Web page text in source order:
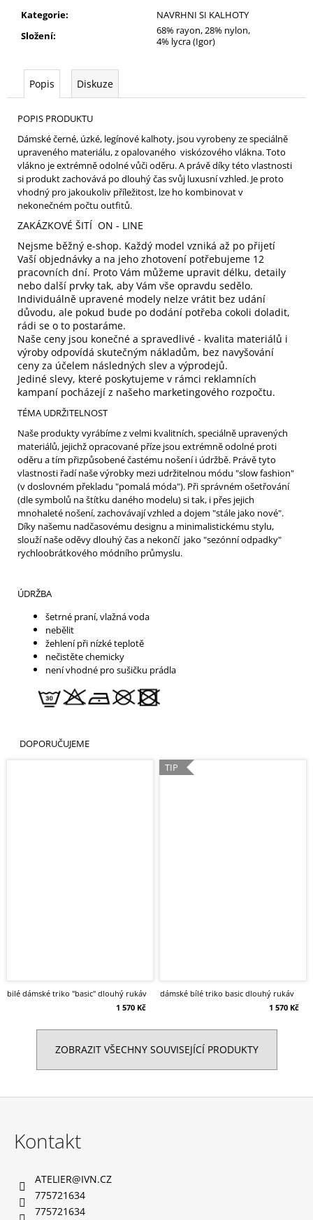
Kategorie:
NAVRHNI SI KALHOTY
Složení:
68% rayon, 28% nylon,
4% lycra (Igor)
Popis Diskuze
POPIS PRODUKTU
Dámské černé, úzké, legínové kalhoty, jsou vyrobeny ze speciálně
upraveného materiálu, z opalovaného viskózového vlákna. Toto
vlákno je extrémně odolné vůči oděru. A právě díky této vlastnosti
si produkt zachovává po dlouhý čas svůj luxusní vzhled. Je proto
vhodný pro jakoukoliv příležitost, lze ho kombinovat v
nekonečném počtu outfitů.
ZAKÁZKOVÉ ŠITÍ ON - LINE
Nejsme běžný e-shop. Každý model vzniká až po přijetí
Vaší objednávky a na jeho zhotovení potřebujeme 12
pracovních dní. Proto Vám můžeme upravit délku, detaily
nebo další prvky tak, aby Vám vše opravdu sedělo.
Individuálně upravené modely nelze vrátit bez udání
důvodu, ale pokud bude po dodání potřeba cokoli doladit,
rádi se o to postaráme.
Naše ceny jsou konečné a spravedlivé - kvalita materiálů i
výroby odpovídá skutečným nákladům, bez navyšování
ceny za účelem následných slev a výprodejů.
Jediné slevy, které poskytujeme v rámci reklamních
kampaní pocházejí z našeho marketingového rozpočtu.
TÉMA UDRŽITELNOST
Naše produkty vyrábíme z velmi kvalitních, speciálně upravených
materiálů, jejichž opracované příze jsou extrémně odolné proti
oděru a tím přizpůsobené častému nošení i údržbě. Právě tyto
vlastnosti řadí naše výrobky mezi udržitelnou módu "slow fashion"
(v doslovném překladu "pomalá móda"). Při správném ošetřování
(dle symbolů na štítku daného modelu) si tak, i přes jejich
mnohaleté nošení, zachovávají vzhled a dojem "stále jako nové".
Díky našemu nadčasovému designu a minimalistickému stylu,
slouží naše oděvy dlouhý čas a nekončí jako "sezónní odpadky"
rychloobrátkového módního průmyslu.
ÚDRŽBA
šetrné praní, vlažná voda
nebělit
žehlení při nízké teplotě
nečistěte chemicky
není vhodné pro sušičku prádla
DOPORUČUJEME
bilé dámské triko "basic" dlouhý rukáv
1 570 Kč
TIP
dámské bílé triko basic dlouhý rukáv
1 570 Kč
ZOBRAZIT VŠECHNY SOUVISEJÍCÍ PRODUKTY
Kontakt
ATELIER@IVN.CZ
775721634
775721634